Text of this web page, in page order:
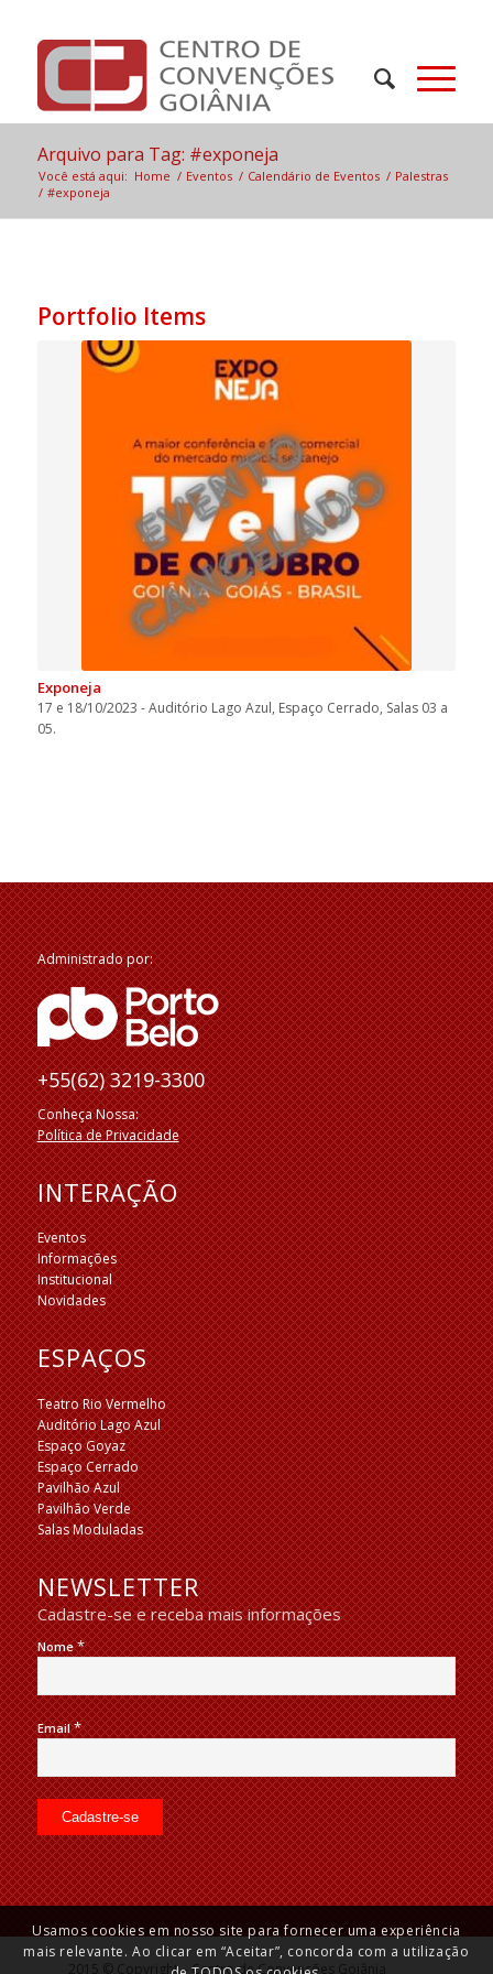
Arquivo para Tag: #exponeja
Você está aqui: Home / Eventos / Calendário de Eventos / Palestras
/ #exponeja
Portfolio Items
Exponeja
17 e 18/10/2023 - Auditório Lago Azul, Espaço Cerrado, Salas 03 a
05.
Administrado por:
+55(62) 3219-3300
Conheça Nossa:
Política de Privacidade
INTERAÇÃO
Eventos
Informações
Institucional
Novidades
ESPAÇOS
Teatro Rio Vermelho
Auditório Lago Azul
Espaço Goyaz
Espaço Cerrado
Pavilhão Azul
Pavilhão Verde
Salas Moduladas
NEWSLETTER
Cadastre-se e receba mais informações
Nome*
Email*
2015 © Copyright – Centro de Convenções Goiânia
Usamos cookies em nosso site para fornecer uma experiência
mais relevante. Ao clicar em “Aceitar”, concorda com a utilização